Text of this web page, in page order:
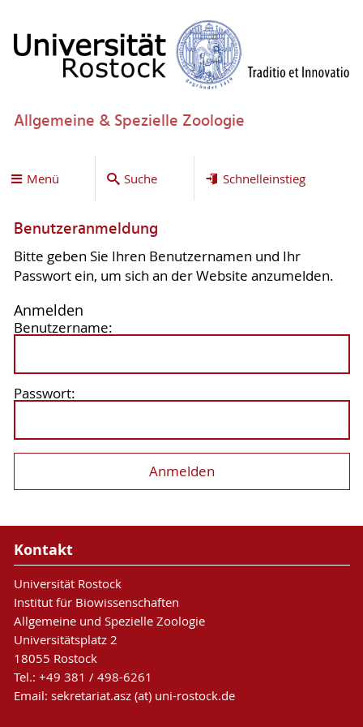
Allgemeine & Spezielle Zoologie
Menü Suche Schnelleinstieg
Benutzeranmeldung
Bitte geben Sie Ihren Benutzernamen und Ihr
Passwort ein, um sich an der Website anzumelden.
Anmelden
Benutzername:
Passwort:
Kontakt
Universität Rostock
Institut für Biowissenschaften
Allgemeine und Spezielle Zoologie
Universitätsplatz 2
18055 Rostock
Tel.: +49 381 / 498-6261
Email: sekretariat.asz (at) uni-rostock.de